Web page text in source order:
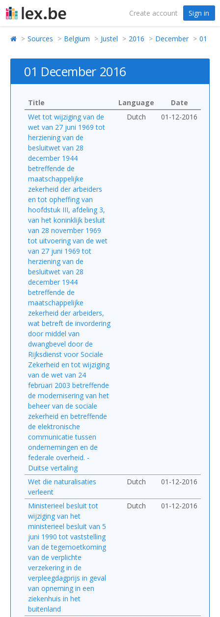
Create account Sign in
Sources Belgium Justel 2016 December 01
01 December 2016
Title Language
Date
Wet tot wijziging van de
wet van 27 juni 1969 tot
herziening van de
besluitwet van 28
december 1944
betreffende de
maatschappelijke
zekerheid der arbeiders
en tot opheffing van
hoofdstuk III, afdeling 3,
van het koninklijk besluit
van 28 november 1969
tot uitvoering van de wet
van 27 juni 1969 tot
herziening van de
besluitwet van 28
december 1944
betreffende de
maatschappelijke
zekerheid der arbeiders,
wat betreft de invordering
door middel van
dwangbevel door de
Rijksdienst voor Sociale
Zekerheid en tot wijziging
van de wet van 24
februari 2003 betreffende
de modernisering van het
beheer van de sociale
zekerheid en betreffende
de elektronische
communicatie tussen
ondernemingen en de
federale overheid. -
Duitse vertaling
Dutch 01-12-2016
Wet die naturalisaties
verleent
Dutch 01-12-2016
Ministerieel besluit tot
wijziging van het
ministerieel besluit van 5
juni 1990 tot vaststelling
van de tegemoetkoming
van de verplichte
verzekering in de
verpleegdagprijs in geval
van opneming in een
ziekenhuis in het
buitenland
Dutch 01-12-2016